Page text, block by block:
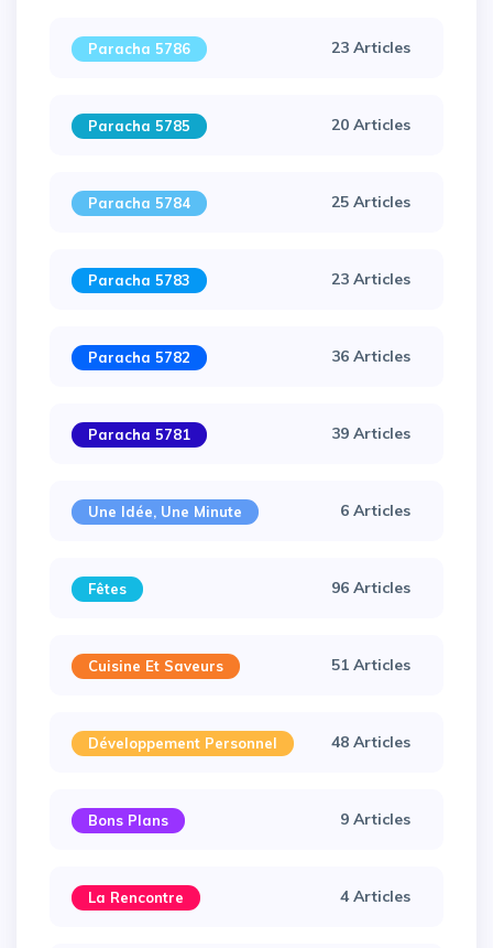
Paracha 5786 23 Articles
Paracha 5785 20 Articles
Paracha 5784 25 Articles
Paracha 5783 23 Articles
Paracha 5782 36 Articles
Paracha 5781 39 Articles
Une Idée, Une Minute 6 Articles
Fêtes 96 Articles
Cuisine Et Saveurs 51 Articles
Développement Personnel 48 Articles
Bons Plans 9 Articles
La Rencontre 4 Articles